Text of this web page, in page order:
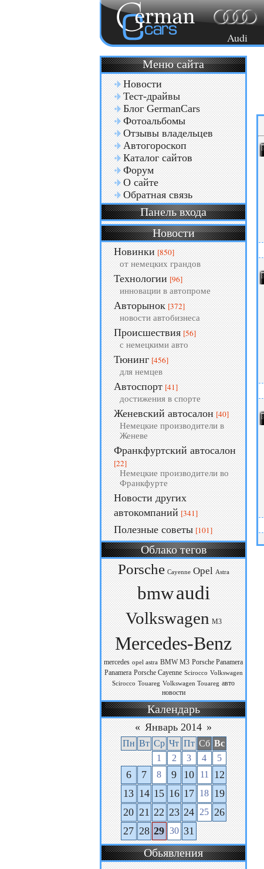
Audi
Меню сайта
Новости
Тест-драйвы
Блог GermanCars
Фотоальбомы
Отзывы владельцев
Автогороскоп
Каталог сайтов
Форум
О сайте
Обратная связь
Панель входа
Новости
Новинки [850]
от немецких грандов
Технологии [96]
инновации в автопроме
Авторынок [372]
новости автобизнеса
Происшествия [56]
с немецкими авто
Тюнинг [456]
для немцев
Автоспорт [41]
достижения в спорте
Женевский автосалон [40]
Немецкие производители в
Женеве
Франкфуртский автосалон
[22]
Немецкие производители во
Франкфурте
Новости других
автокомпаний [341]
Полезные советы [101]
Облако тегов
Porsche Cayenne Opel Astra
bmwaudi
Volkswagen M3
Mercedes-Benz
mercedes opel astra BMW M3 Porsche Panamera
Panamera Porsche Cayenne Scirocco Volkswagen
Scirocco Touareg Volkswagen Touareg авто
новости
Календарь
« Январь 2014 »
Пн Вт Ср Чт Пт Сб Вс
1
2 3 4 5
6 7 8 9 10 11
12
13 14 15 16 17 18 19
20 21 22 23 24 25 26
27 28 29 30 31
Обьявления